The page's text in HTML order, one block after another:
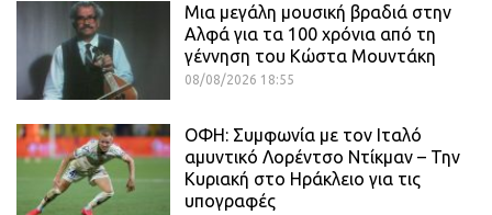
Μια μεγάλη μουσική βραδιά στην
Αλφά για τα 100 χρόνια από τη
γέννηση του Κώστα Μουντάκη
08/08/2026 18:55
ΟΦΗ: Συμφωνία με τον Ιταλό
αμυντικό Λορέντσο Ντίκμαν – Την
Κυριακή στο Ηράκλειο για τις
υπογραφές